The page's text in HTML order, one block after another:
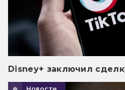
Disney+ заключил